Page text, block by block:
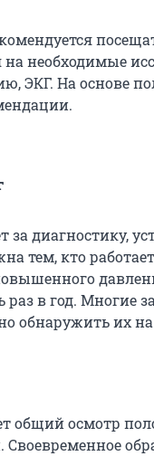
необходимые
ЭКГ. На основе
за диагностику,
тем, кто
раз в год. Многие
обнаружить их
общий осмотр
Своевременное